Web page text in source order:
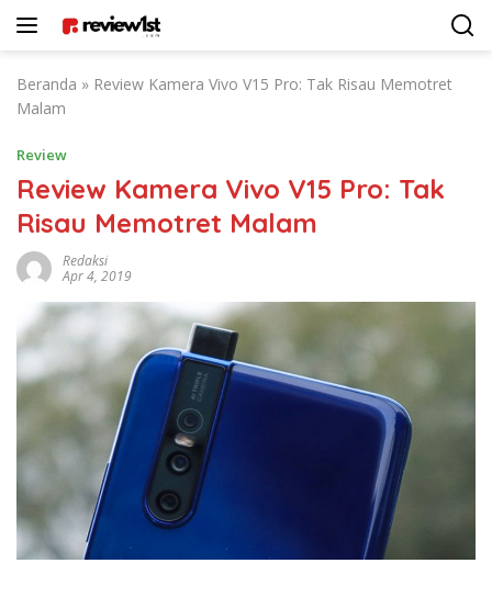
Beranda » Review Kamera Vivo V15 Pro: Tak Risau Memotret
Malam
Review
Review Kamera Vivo V15 Pro: Tak
Risau Memotret Malam
Redaksi
Apr 4, 2019